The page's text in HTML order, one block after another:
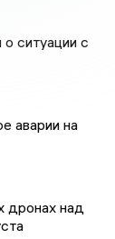
ситуации с
аварии на
дронах над